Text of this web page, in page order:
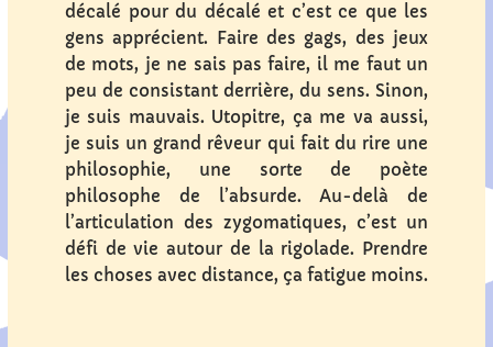
décalé pour du décalé et c’est ce que les
gens apprécient. Faire des gags, des jeux
de mots, je ne sais pas faire, il me faut un
peu de consistant derrière, du sens. Sinon,
je suis mauvais. Utopitre, ça me va aussi,
je suis un grand rêveur qui fait du rire une
philosophie, une sorte de poète
philosophe de l’absurde. Au-delà de
l’articulation des zygomatiques, c’est un
défi de vie autour de la rigolade. Prendre
les choses avec distance, ça fatigue moins.